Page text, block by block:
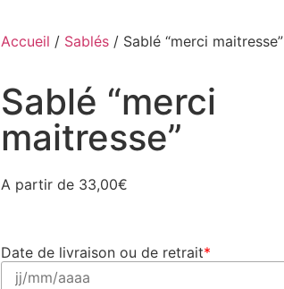
Accueil / Sablés/ Sablé “merci maitresse”
Sablé “merci
maitresse”
A partir de 33,00€
Date de livraison ou de retrait*